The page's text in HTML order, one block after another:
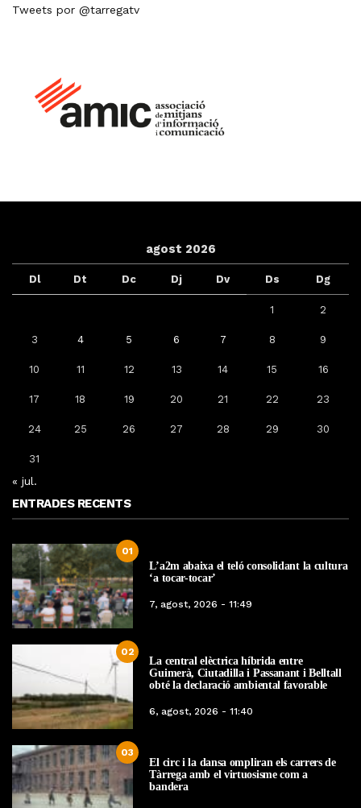
Tweets por @tarregatv
agost 2026
Dl Dt Dc Dj Dv Ds Dg
1 2
3 4 5 6 7 8 9
10 11 12 13 14 15 16
17 18 19 20 21 22 23
24 25 26 27 28 29 30
31
« jul.
ENTRADES RECENTS
01
L’a2m abaixa el teló consolidant la cultura
‘a tocar-tocar’
7, agost, 2026 - 11:49
02
La central elèctrica híbrida entre
Guimerà, Ciutadilla i Passanant i Belltall
obté la declaració ambiental favorable
6, agost, 2026 - 11:40
03
El circ i la dansa ompliran els carrers de
Tàrrega amb el virtuosisme com a
bandera